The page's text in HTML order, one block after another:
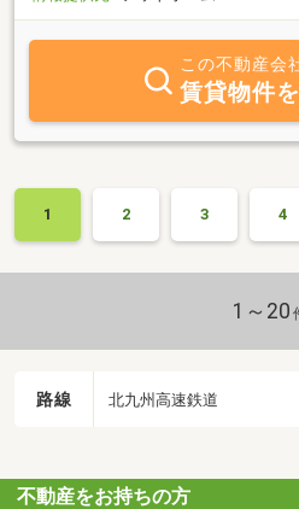
この不動産会
賃貸物件
1 2 3 4
1～20
路線 北九州高速鉄道
不動産をお持ちの方